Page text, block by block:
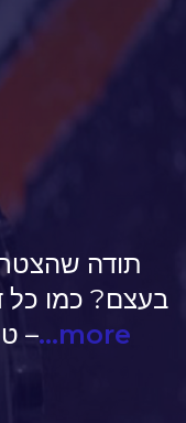
תודה
בעצם? כמו
–...more